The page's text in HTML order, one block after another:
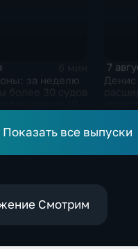
за неделю
ключевым
7
Денис
Показать все выпуски
Смотрим